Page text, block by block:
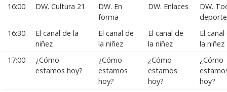
16:00 DW. Cultura 21
DW. En
forma
DW. Enlaces
DW.
deporte
16:30
El canal de la
niñez
El canal de
la niñez
El canal de
la niñez
El canal
la niñez
17:00
¿Cómo
estamos hoy?
¿Cómo
estamos
hoy?
¿Cómo
estamos
hoy?
¿Cómo
hoy?